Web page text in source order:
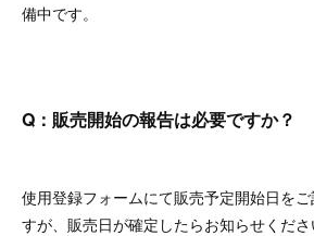
備中です。
Q：販売開始の報告は必要ですか？
使用登録フォームにて販売予定開始日を
すが、販売日が確定したらお知らせくださ